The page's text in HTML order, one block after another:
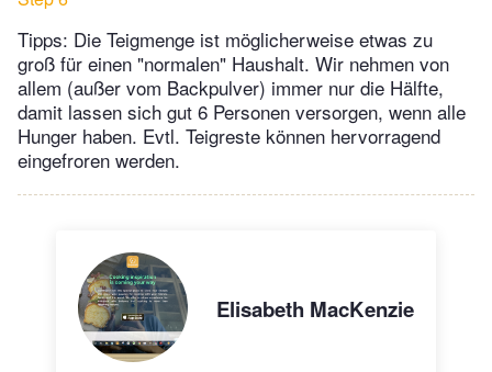
Tipps: Die Teigmenge ist möglicherweise etwas zu
groß für einen "normalen" Haushalt. Wir nehmen von
allem (außer vom Backpulver) immer nur die Hälfte,
damit lassen sich gut 6 Personen versorgen, wenn alle
Hunger haben. Evtl. Teigreste können hervorragend
eingefroren werden.
Elisabeth MacKenzie